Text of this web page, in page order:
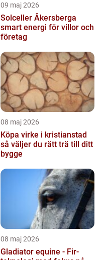
09 maj 2026
Solceller Åkersberga
smart energi för villor och
företag
08 maj 2026
Köpa virke i kristianstad
så väljer du rätt trä till ditt
bygge
08 maj 2026
Gladiator equine - Fir-